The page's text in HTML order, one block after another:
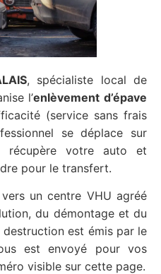
, spécialiste local de
l’enlèvement d’épave
(service sans frais
se déplace sur
récupère votre auto et
pour le transfert.
un centre VHU agréé
du démontage et du
est émis par le
est envoyé pour vos
visible sur cette page.